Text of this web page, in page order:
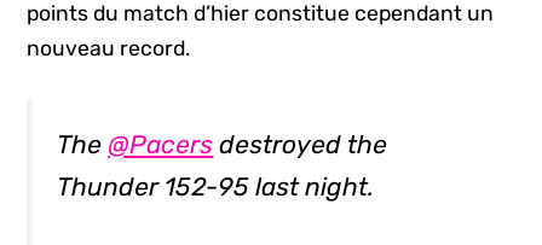
points du match d’hier constitue cependant un
nouveau record.
The @Pacers destroyed the
Thunder 152-95 last night.